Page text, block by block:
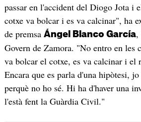
passar en l'accident del Diogo Jota i
cotxe va bolcar i es va calcinar", ha
de premsa Ángel Blanco García,
Govern de Zamora. "No entro en les
va bolcar el cotxe, es va calcinar i el
Encara que es parla d'una hipòtesi,
perquè no ho sé. Hi ha d'haver una
l'està fent la Guàrdia Civil."